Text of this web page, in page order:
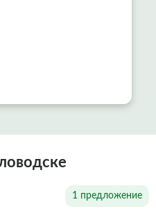
1 предложение